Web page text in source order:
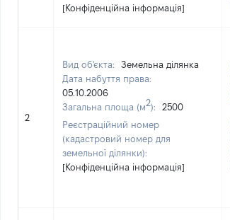
[Конфіденційна інформація]
2
Вид об'єкта:
Земельна ділянка
Дата набуття права:
05.10.2006
Загальна площа (м2):
2500
Реєстраційний номер
(кадастровий номер для
земельної ділянки):
[Конфіденційна інформація]